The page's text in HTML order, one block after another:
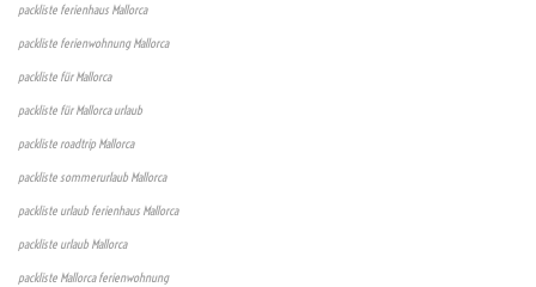
packliste ferienhaus Mallorca
packliste ferienwohnung Mallorca
packliste für Mallorca
packliste für Mallorca urlaub
packliste roadtrip Mallorca
packliste sommerurlaub Mallorca
packliste urlaub ferienhaus Mallorca
packliste urlaub Mallorca
packliste Mallorca ferienwohnung